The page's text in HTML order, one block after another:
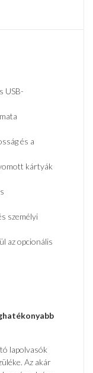
USB-
és a
kártyák
személyi
az opcionális
lapolvasók
Az akár